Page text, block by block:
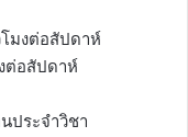
มงต่อสัปดาห์
ต่อสัปดาห์
ประจำวิชา